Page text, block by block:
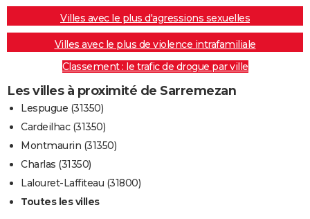
Villes avec le plus d'agressions sexuelles
Villes avec le plus de violence intrafamiliale
Classement : le trafic de drogue par ville
Les villes à proximité de Sarremezan
Lespugue (31350)
Cardeilhac (31350)
Montmaurin (31350)
Charlas (31350)
Lalouret-Laffiteau (31800)
Toutes les villes